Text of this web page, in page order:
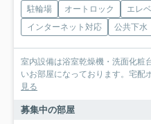
駐輪場 オートロック エレ
インターネット対応
公共下水
室内設備は浴室乾燥機・洗面化粧
いお部屋になっております。宅配
見る
募集中の部屋